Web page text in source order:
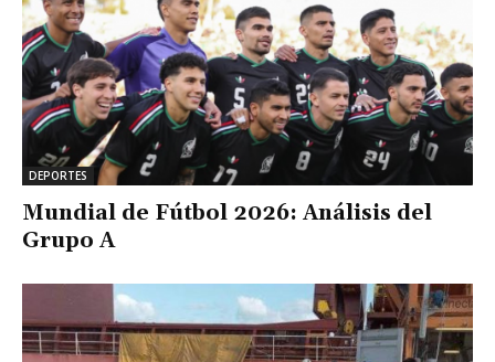
DEPORTES
Mundial de Fútbol 2026: Análisis del
Grupo A